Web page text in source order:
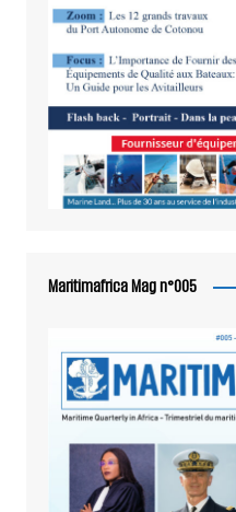
Maritimafrica Mag n°005